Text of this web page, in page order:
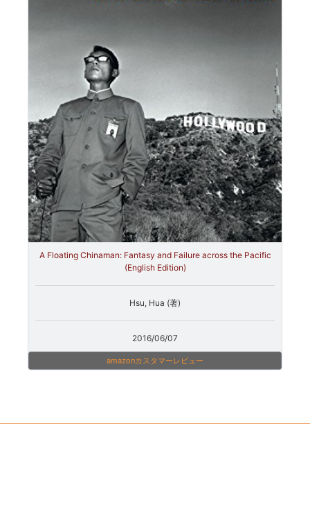
A Floating Chinaman: Fantasy and Failure across the Pacific
(English Edition)
Hsu, Hua (著)
2016/06/07
amazonカスタマーレビュー